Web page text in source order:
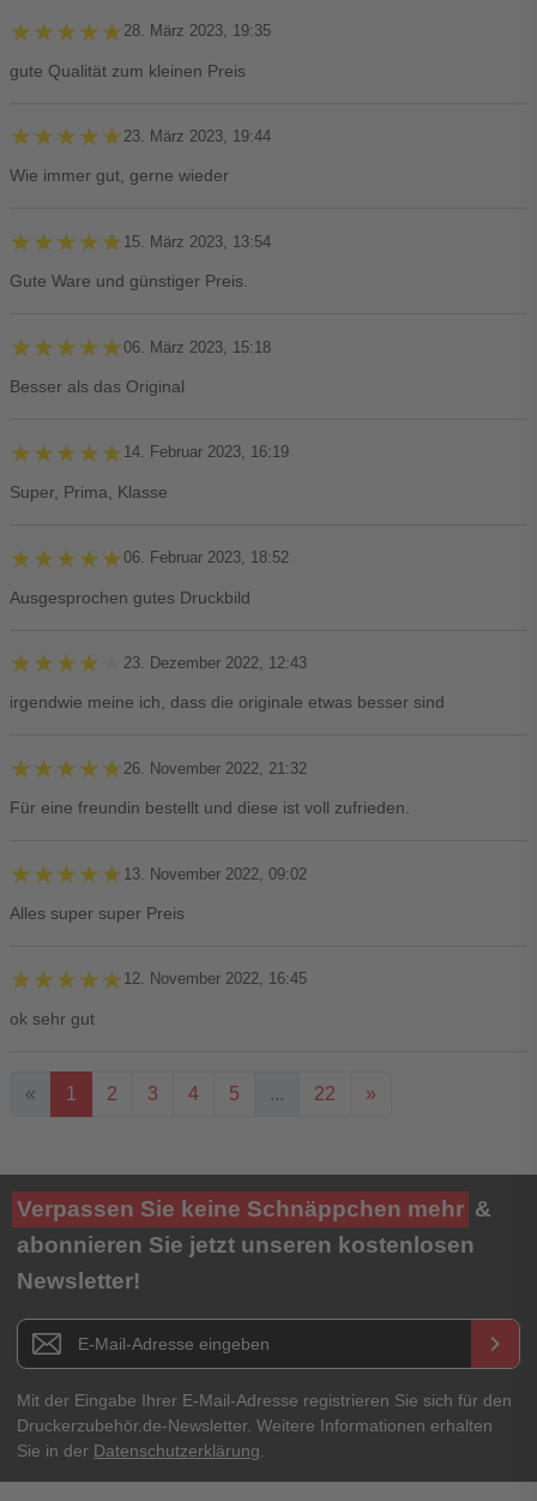
★★★★★
★★★★★ 28. März 2023, 19:35
gute Qualität zum kleinen Preis
★★★★★
★★★★★ 23. März 2023, 19:44
Wie immer gut, gerne wieder
★★★★★
★★★★★ 15. März 2023, 13:54
Gute Ware und günstiger Preis.
★★★★★
★★★★★06. März 2023, 15:18
Besser als das Original
★★★★★
★★★★★ 14. Februar 2023, 16:19
Super, Prima, Klasse
★★★★★
★★★★★06. Februar 2023, 18:52
Ausgesprochen gutes Druckbild
★★★★★
★★★★★ 23. Dezember 2022, 12:43
irgendwie meine ich, dass die originale etwas besser sind
★★★★★
★★★★★ 26. November 2022, 21:32
Für eine freundin bestellt und diese ist voll zufrieden.
★★★★★
★★★★★ 13. November 2022, 09:02
Alles super super Preis
★★★★★
★★★★★ 12. November 2022, 16:45
ok sehr gut
« 1 2 3 4 5 ... 22 »
Ihre Bewertung**
★★★★★
Titel**
E-Mail-Adresse
Ihr Passwort
Verpassen Sie keine Schnäppchen mehr &
abonnieren Sie jetzt unseren kostenlosen
Newsletter!
Newsletter E-Mail Adresse keyboard_arrow_right
Mit der Eingabe Ihrer E-Mail-Adresse registrieren Sie sich für den
Druckerzubehör.de-Newsletter. Weitere Informationen erhalten
Sie in der Datenschutzerklärung